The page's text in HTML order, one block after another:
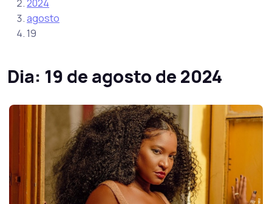
2024
agosto
19
Dia: 19 de agosto de 2024